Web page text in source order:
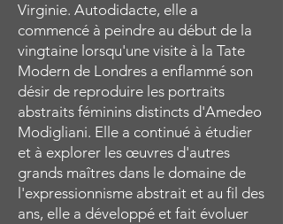
Virginie. Autodidacte, elle a
commencé à peindre au début de la
vingtaine lorsqu'une visite à la Tate
Modern de Londres a enflammé son
désir de reproduire les portraits
abstraits féminins distincts d'Amedeo
Modigliani. Elle a continué à étudier
et à explorer les œuvres d'autres
grands maîtres dans le domaine de
l'expressionnisme abstrait et au fil des
ans, elle a développé et fait évoluer